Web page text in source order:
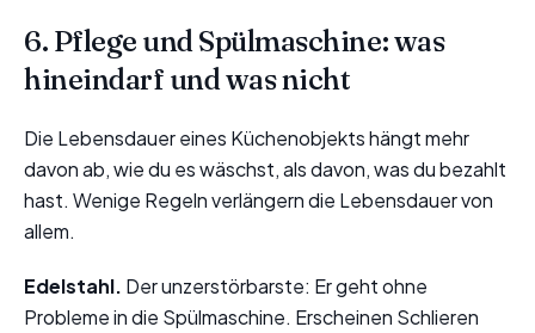
6. Pflege und Spülmaschine: was
hineindarf und was nicht
Die Lebensdauer eines Küchenobjekts hängt mehr
davon ab, wie du es wäschst, als davon, was du bezahlt
hast. Wenige Regeln verlängern die Lebensdauer von
allem.
Edelstahl. Der unzerstörbarste: Er geht ohne
Probleme in die Spülmaschine. Erscheinen Schlieren